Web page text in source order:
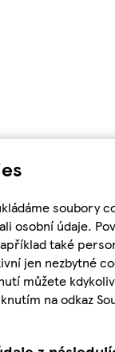
soubory
osobní údaje.
také
jen nezbytné
můžete
na odkaz